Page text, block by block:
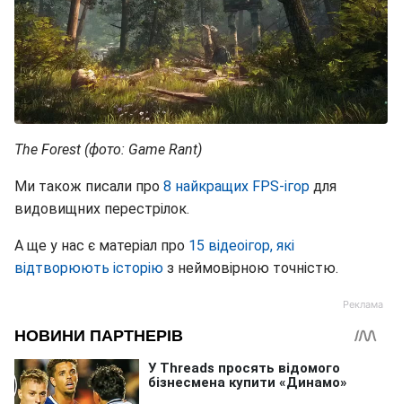
The Forest (фото: Game Rant)
Ми також писали про 8 найкращих FPS-ігор для
видовищних перестрілок.
А ще у нас є матеріал про 15 відеоігор, які
відтворюють історію з неймовірною точністю.